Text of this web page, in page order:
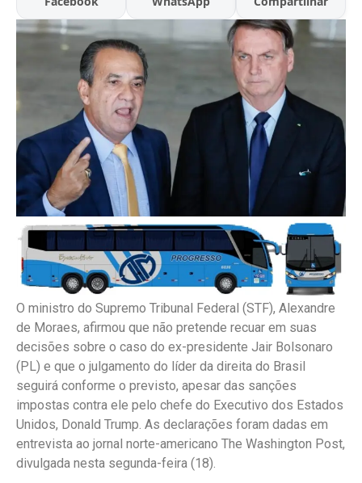
O ministro do Supremo Tribunal Federal (STF), Alexandre
de Moraes, afirmou que não pretende recuar em suas
decisões sobre o caso do ex-presidente Jair Bolsonaro
(PL) e que o julgamento do líder da direita do Brasil
seguirá conforme o previsto, apesar das sanções
impostas contra ele pelo chefe do Executivo dos Estados
Unidos, Donald Trump. As declarações foram dadas em
entrevista ao jornal norte-americano The Washington Post,
divulgada nesta segunda-feira (18).